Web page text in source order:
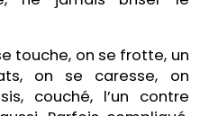
touche, on se frotte, un
on se caresse, on
couché, l’un contre